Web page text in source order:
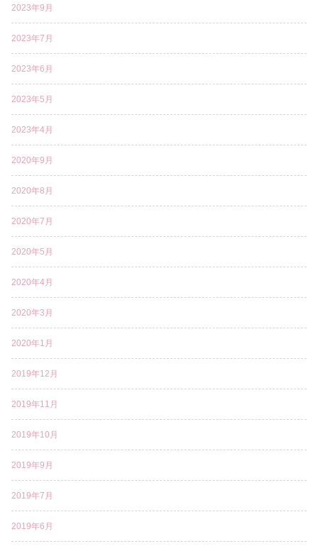
2023年9月
2023年7月
2023年6月
2023年5月
2023年4月
2020年9月
2020年8月
2020年7月
2020年5月
2020年4月
2020年3月
2020年1月
2019年12月
2019年11月
2019年10月
2019年9月
2019年7月
2019年6月